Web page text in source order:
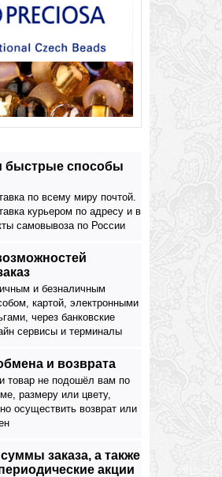
быстрые способы
по всему миру почтой.
курьером по адресу и в
самовывоза по России
и безналичным
картой, электронными
через банковские
сервисы и терминалы
и возврата
товар не подошёл вам по
размеру или цвету,
осуществить возврат или
заказа, а также
акции